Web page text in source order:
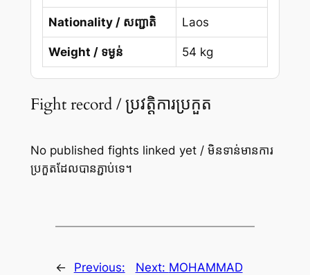
Nationality / សញ្ជាតិ Laos
Weight / ទម្ងន់ 54 kg
Fight record / ប្រវត្តិការប្រកួត
No published fights linked yet / មិនទាន់មានការ
ប្រកួតដែលបានភ្ជាប់ទេ។
←
Previous:
Next: MOHAMMAD